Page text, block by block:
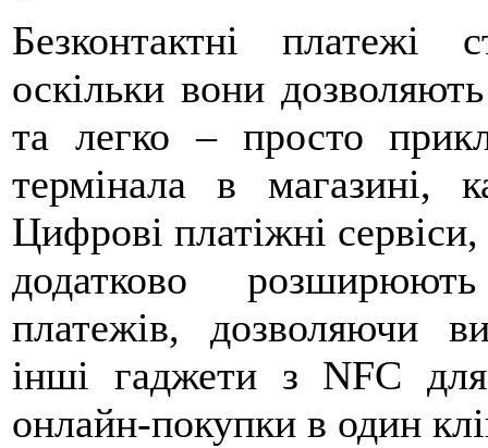
Безконтактні платежі
оскільки вони
та легко – просто
термінала в магазині,
Цифрові платіжні
додатково
платежів, дозволяючи
інші гаджети з NFC
онлайн-покупки в один